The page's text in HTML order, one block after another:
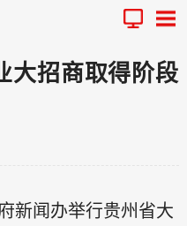
大招商取得阶段
新闻办举行贵州省大